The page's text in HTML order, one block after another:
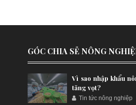
GÓC CHIA SẺ NÔNG
Vì sao nhập khẩu
tăng vọt?
Tin tức nông nghiệp